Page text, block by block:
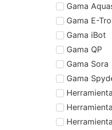
Gama
Gama E-
Gama iBot
Gama QP
Gama Sora
Gama